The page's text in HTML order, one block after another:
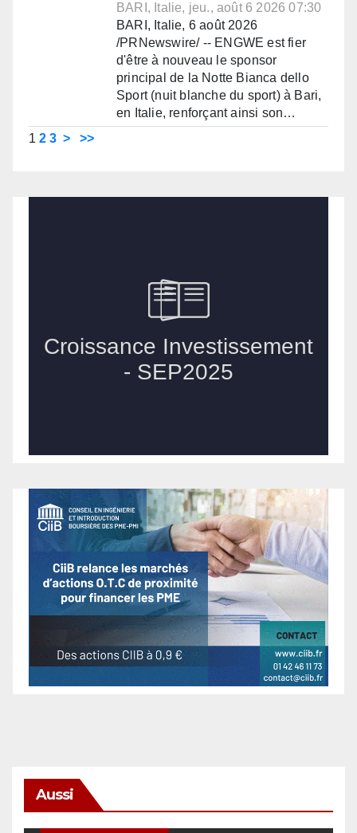
BARI, Italie, jeu., août 6 2026 07:30
BARI, Italie, 6 août 2026
/PRNewswire/ -- ENGWE est fier
d'être à nouveau le sponsor
principal de la Notte Bianca dello
Sport (nuit blanche du sport) à Bari,
en Italie, renforçant ainsi son…
1 2 3 > >>
Aussi